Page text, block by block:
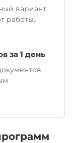
вариант
работы.
за 1 день